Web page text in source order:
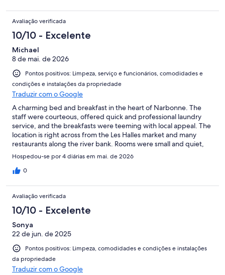
Avaliação verificada
10/10 - Excelente
Michael
8 de mai. de 2026
Pontos positivos: Limpeza, serviço e funcionários, comodidades e
condições e instalações da propriedade
Traduzir com o Google
A charming bed and breakfast in the heart of Narbonne. The
staff were courteous, offered quick and professional laundry
service, and the breakfasts were teeming with local appeal. The
location is right across from the Les Halles market and many
restaurants along the river bank. Rooms were small and quiet,
showers had solid water pressure and heated quickly. We really
enjoyed our stay there, and when (not if) we visit again, will be
sure to stay there.
Hospedou-se por 4 diárias em mai. de 2026
0
Avaliação verificada
10/10 - Excelente
Sonya
22 de jun. de 2025
Pontos positivos: Limpeza, comodidades e condições e instalações
da propriedade
Traduzir com o Google